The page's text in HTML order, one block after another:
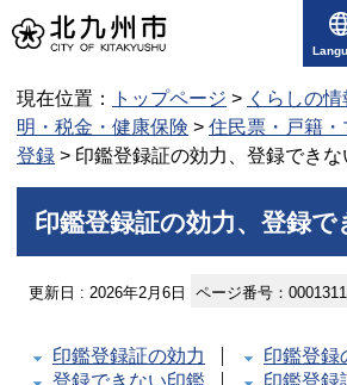
現在位置： トップページ > くらしの情
明・税金・健康保険 > 住民票・戸籍
登録 > 印鑑登録証の効力、登録できな
印鑑登録証の効力、登録
更新日 : 2026年2月6日 ページ番号：
印鑑登録証の効力
印鑑登録
登録できない印鑑
印鑑登録